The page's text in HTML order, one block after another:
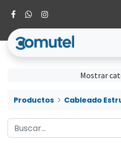
Mostrar
Productos Cableado